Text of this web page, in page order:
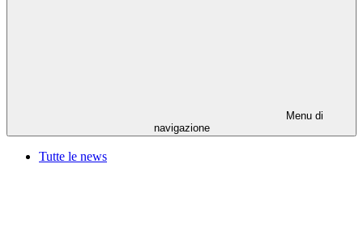
Menu di
navigazione
Tutte le news